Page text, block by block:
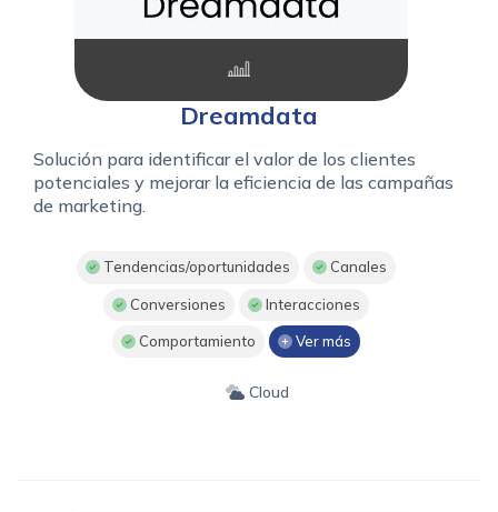
Dreamdata
Solución para identificar el valor de los clientes
potenciales y mejorar la eficiencia de las campañas
de marketing.
Tendencias/oportunidades Canales
Conversiones Interacciones
Comportamiento Ver más
Cloud